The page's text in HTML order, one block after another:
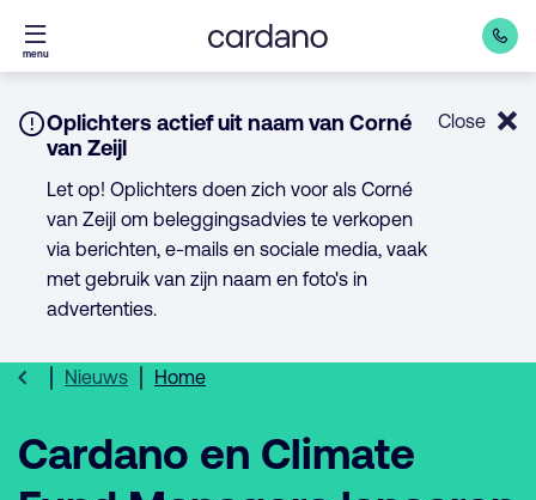
Direct
naar
menu
Notice:
Oplichters actief uit naam van Corné
van Zeijl
Let op! Oplichters doen zich voor als Corné
van Zeijl om beleggingsadvies te verkopen
via berichten, e-mails en sociale media, vaak
met gebruik van zijn naam en foto's in
advertenties.
Close
Home
Nieuws
Cardano en Climate